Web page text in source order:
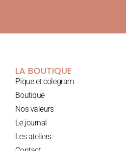
LA BOUTIQUE
Pique et colegram
Boutique
Nos valeurs
Le journal
Les ateliers